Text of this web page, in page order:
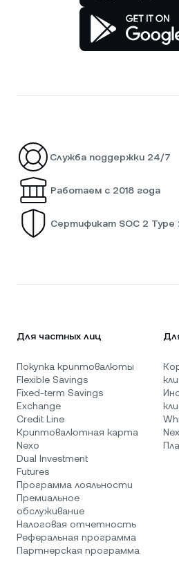
Служба поддержки 24/7
Работаем с 2018 года
Сертификат SOC 2 Type
Для частных лиц
Покупка криптовалюты
Flexible Savings
Fixed-term Savings
Exchange
Credit Line
Криптовалютная карта
Nexo
Dual Investment
Futures
Программа лояльности
Премиальное
обслуживание
Налоговая отчетность
Реферальная программа
Партнерская программа